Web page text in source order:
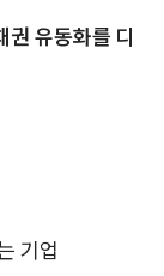
권 유동화를 디
기업